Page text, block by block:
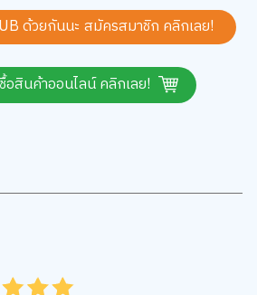
ด้วยกันนะ สมัครสมาชิก คลิกเลย!
อสินค้าออนไลน์ คลิกเลย!
4.5
4.0
3.5
3.0
2.5
2.0